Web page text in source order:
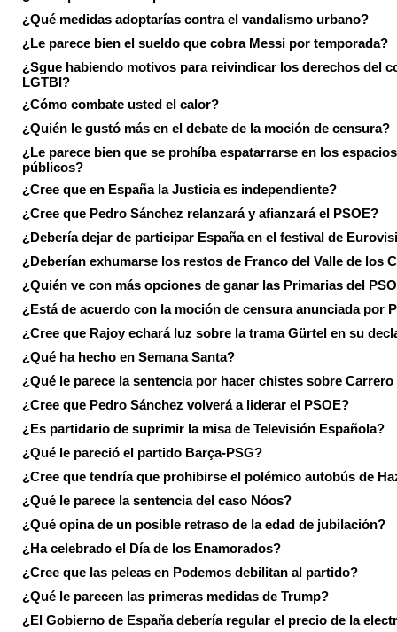
¿Qué medidas adoptarías contra el vandalismo urbano?
¿Le parece bien el sueldo que cobra Messi por temporada?
¿Sgue habiendo motivos para reivindicar los derechos del
LGTBI?
¿Cómo combate usted el calor?
¿Quién le gustó más en el debate de la moción de censura?
¿Le parece bien que se prohíba espatarrarse en los espacios
públicos?
¿Cree que en España la Justicia es independiente?
¿Cree que Pedro Sánchez relanzará y afianzará el PSOE?
¿Debería dejar de participar España en el festival de
¿Deberían exhumarse los restos de Franco del Valle de los
¿Quién ve con más opciones de ganar las Primarias del
¿Está de acuerdo con la moción de censura anunciada por
¿Cree que Rajoy echará luz sobre la trama Gürtel en su
¿Qué ha hecho en Semana Santa?
¿Qué le parece la sentencia por hacer chistes sobre
¿Cree que Pedro Sánchez volverá a liderar el PSOE?
¿Es partidario de suprimir la misa de Televisión Española?
¿Qué le pareció el partido Barça-PSG?
¿Cree que tendría que prohibirse el polémico autobús de
¿Qué le parece la sentencia del caso Nóos?
¿Qué opina de un posible retraso de la edad de jubilación?
¿Ha celebrado el Día de los Enamorados?
¿Cree que las peleas en Podemos debilitan al partido?
¿Qué le parecen las primeras medidas de Trump?
¿El Gobierno de España debería regular el precio de la